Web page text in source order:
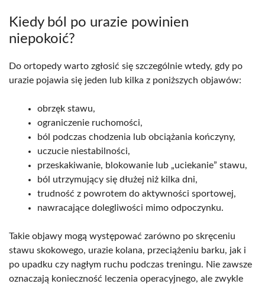
Kiedy ból po urazie powinien
niepokoić?
Do ortopedy warto zgłosić się szczególnie wtedy, gdy po
urazie pojawia się jeden lub kilka z poniższych objawów:
obrzęk stawu,
ograniczenie ruchomości,
ból podczas chodzenia lub obciążania kończyny,
uczucie niestabilności,
przeskakiwanie, blokowanie lub „uciekanie” stawu,
ból utrzymujący się dłużej niż kilka dni,
trudność z powrotem do aktywności sportowej,
nawracające dolegliwości mimo odpoczynku.
Takie objawy mogą występować zarówno po skręceniu
stawu skokowego, urazie kolana, przeciążeniu barku, jak i
po upadku czy nagłym ruchu podczas treningu. Nie zawsze
oznaczają konieczność leczenia operacyjnego, ale zwykle